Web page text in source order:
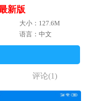
特曼游戏
地铁跑酷体验服版本
新版
大小：127.6M
语言：中文
评论(1)